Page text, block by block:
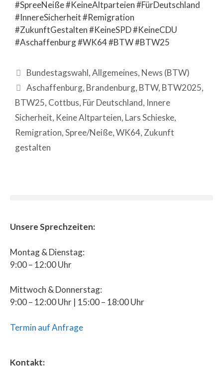
#SpreeNeiße #KeineAltparteien #FürDeutschland
#InnereSicherheit #Remigration
#ZukunftGestalten #KeineSPD #KeineCDU
#Aschaffenburg #WK64 #BTW #BTW25
Bundestagswahl,Allgemeines, News (BTW)
Aschaffenburg, Brandenburg, BTW, BTW2025,
BTW25, Cottbus, Für Deutschland, Innere
Sicherheit, Keine Altparteien, Lars Schieske,
Remigration,Spree/Neiße,WK64, Zukunft
gestalten
Unsere Sprechzeiten:
Montag & Dienstag:
9:00 – 12:00 Uhr
Mittwoch & Donnerstag:
9:00 – 12:00 Uhr | 15:00 – 18:00 Uhr
Termin auf Anfrage
Kontakt: